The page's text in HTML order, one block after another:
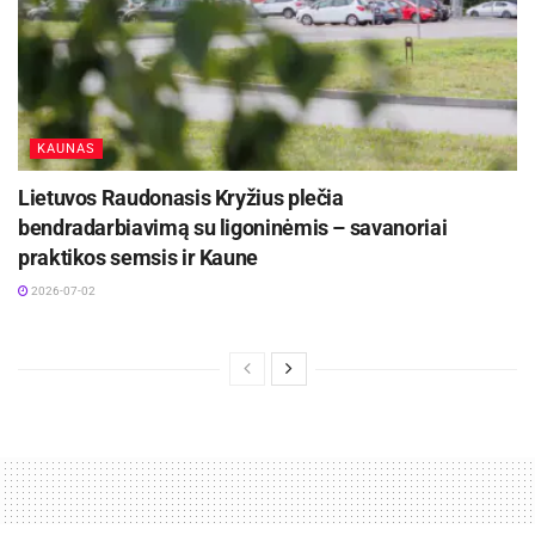
KAUNAS
Lietuvos Raudonasis Kryžius plečia
bendradarbiavimą su ligoninėmis – savanoriai
praktikos semsis ir Kaune
2026-07-02